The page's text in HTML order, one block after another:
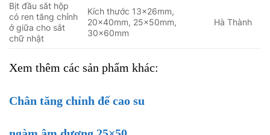
Bịt đầu sắt hộp
có ren tăng chỉnh
ở giữa cho sắt
chữ nhật
Kích thước 13x26mm,
20x40mm, 25x50mm,
30x60mm
Hà Thành
Xem thêm các sản phẩm khác:
Chân tăng chỉnh đế cao su